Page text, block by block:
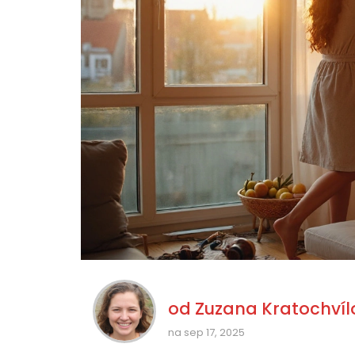
od Zuzana
na sep 17, 2025